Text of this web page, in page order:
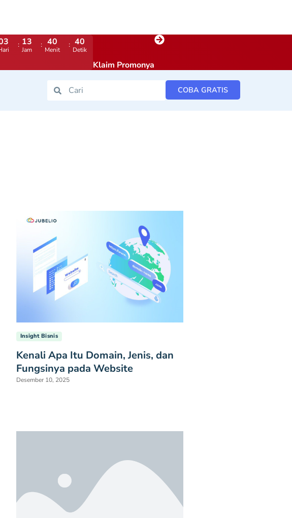
13
Jam
40
Menit
39
Detik
Klaim Promonya
COBA GRATIS
Insight Bisnis
Kenali Apa Itu Domain, Jenis, dan
Fungsinya pada Website
Desember 10, 2025